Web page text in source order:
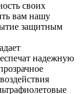
своих
вам нашу
защитным
надежную